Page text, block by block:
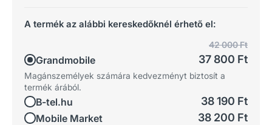
A termék az alábbi kereskedőknél érhető el:
Grandmobile
42 000 Ft
37 800 Ft
Magánszemélyek számára kedvezményt biztosít a
termék árából.
B-tel.hu 38 190 Ft
Mobile Market 38 200 Ft